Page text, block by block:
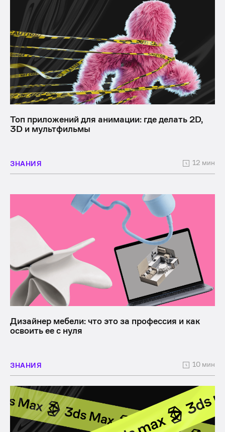
Топ приложений для анимации: где делать 2D,
3D и мультфильмы
ЗНАНИЯ 12 мин
Дизайнер мебели: что это за профессия и как
освоить ее с нуля
ЗНАНИЯ 10 мин